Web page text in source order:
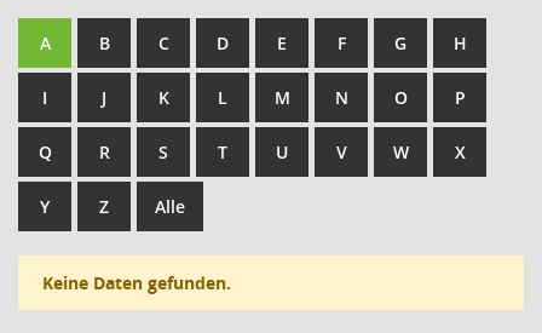
A B C D E F G H
I J K L M N O P
Q R S T U V W X
Y Z Alle
Keine Daten gefunden.